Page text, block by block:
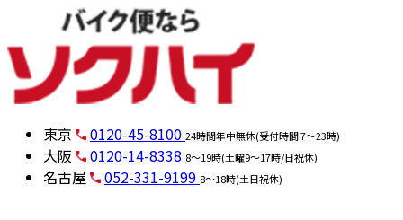
東京 0120-45-8100 24時間年中無休(受付時間 7～23時)
大阪 0120-14-8338 8～19時(土曜9～17時/日祝休)
名古屋 052-331-9199 8～18時(土日祝休)